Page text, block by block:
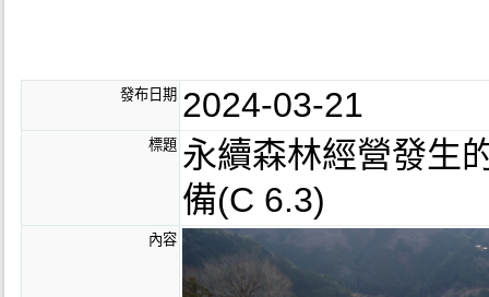
發布日期 2024-03-21
標題 永續森林經營發生
備(C 6.3)
內容